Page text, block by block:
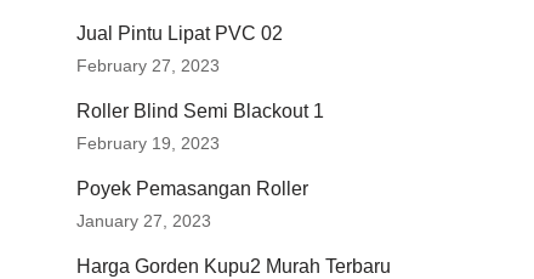
Jual Pintu Lipat PVC 02
February 27, 2023
Roller Blind Semi Blackout 1
February 19, 2023
Poyek Pemasangan Roller
January 27, 2023
Harga Gorden Kupu2 Murah Terbaru